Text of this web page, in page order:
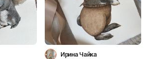
Ирина Чайка